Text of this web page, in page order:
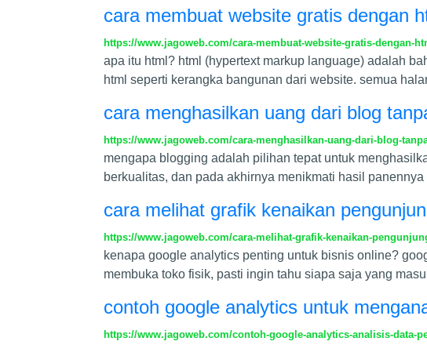
cara membuat website gratis dengan
https://www.jagoweb.com/cara-membuat-website-gratis-dengan-
apa itu html? html (hypertext markup language) adalah
html seperti kerangka bangunan dari website. semua
cara menghasilkan uang dari blog
https://www.jagoweb.com/cara-menghasilkan-uang-dari-blog-
mengapa blogging adalah pilihan tepat untuk
berkualitas, dan pada akhirnya menikmati hasil
cara melihat grafik kenaikan
https://www.jagoweb.com/cara-melihat-grafik-kenaikan-
kenapa google analytics penting untuk bisnis online?
membuka toko fisik, pasti ingin tahu siapa saja yang
contoh google analytics untuk
https://www.jagoweb.com/contoh-google-analytics-analisis-data-